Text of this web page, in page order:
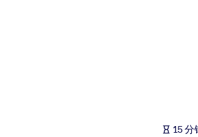
利用可靠、结构化的知识为您的人工智能系统
15 分